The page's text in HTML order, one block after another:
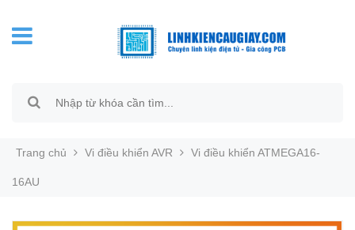
Trang chủ Vi điều khiển AVR Vi điều khiển ATMEGA16-
16AU